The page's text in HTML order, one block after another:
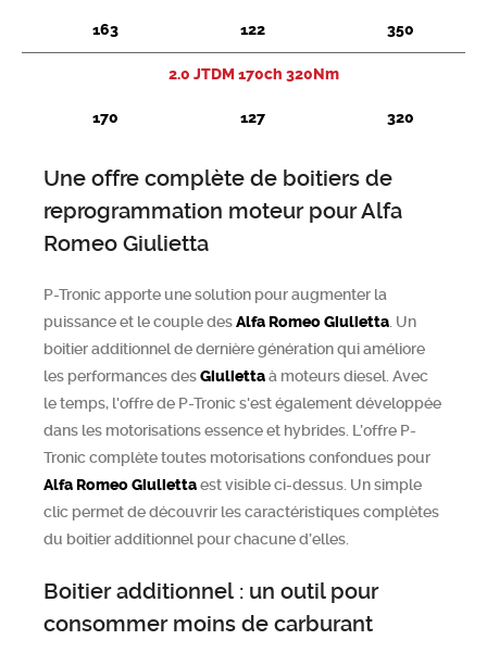
163 122 350
2.0 JTDM 170ch 320Nm
170 127 320
Une offre complète de boitiers de
reprogrammation moteur pour Alfa
Romeo Giulietta
P-Tronic apporte une solution pour augmenter la
puissance et le couple desAlfa RomeoGiulietta . Un
boitier additionnel de dernière génération qui améliore
les performances desGiuliettaà moteurs diesel. Avec
le temps, l'offre de P-Tronic s'est également développée
dans les motorisations essence et hybrides. L’offre P-
Tronic complète toutes motorisations confondues pour
Alfa RomeoGiuliettaest visible ci-dessus. Un simple
clic permet de découvrir les caractéristiques complètes
du boitier additionnel pour chacune d’elles.
Boitier additionnel : un outil pour
consommer moins de carburant